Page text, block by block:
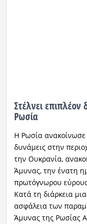
Στέλνει
Ρωσία
Η Ρωσία ανακοίνωσε
δυνάμεις στην
την Ουκρανία,
Άμυνας, την ένατη
πρωτόγνωρου
Κατά τη διάρκεια
ασφάλεια των
Άμυνας της Ρωσίας